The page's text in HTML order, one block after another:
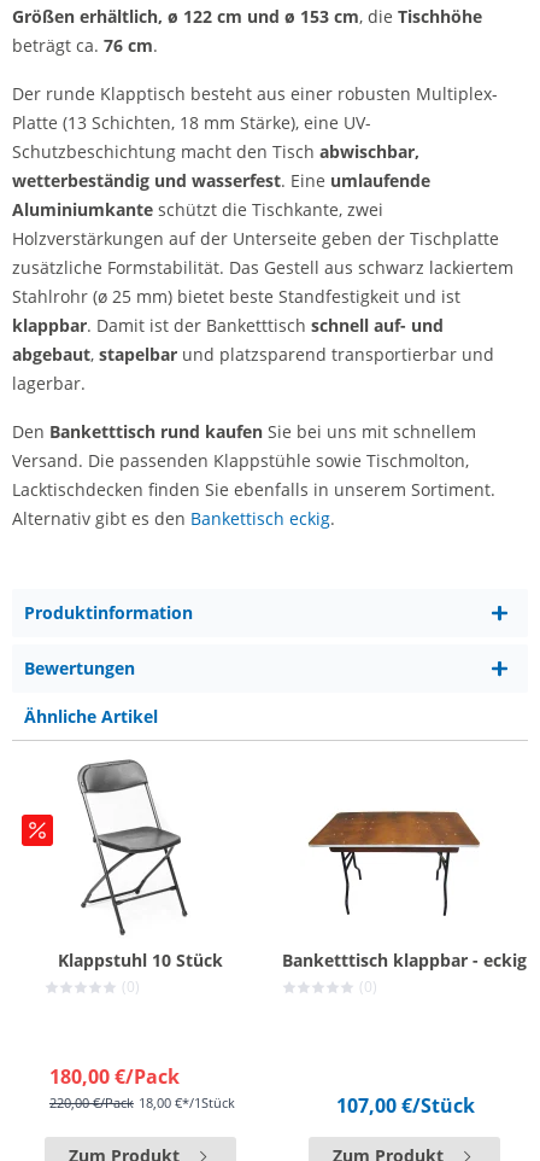
Größen erhältlich, ø 122 cm und ø 153 cm, die Tischhöhe
beträgt ca. 76 cm.
Der runde Klapptisch besteht aus einer robusten Multiplex-
Platte (13 Schichten, 18 mm Stärke), eine UV-
Schutzbeschichtung macht den Tisch abwischbar,
wetterbeständig und wasserfest. Eine umlaufende
Aluminiumkante schützt die Tischkante, zwei
Holzverstärkungen auf der Unterseite geben der Tischplatte
zusätzliche Formstabilität. Das Gestell aus schwarz lackiertem
Stahlrohr (ø 25 mm) bietet beste Standfestigkeit und ist
klappbar. Damit ist der Banketttisch schnell auf- und
abgebaut, stapelbar und platzsparend transportierbar und
lagerbar.
Den Banketttisch rund kaufen Sie bei uns mit schnellem
Versand. Die passenden Klappstühle sowie Tischmolton,
Lacktischdecken finden Sie ebenfalls in unserem Sortiment.
Alternativ gibt es den Bankettisch eckig.
Produktinformation
Bewertungen
Ähnliche Artikel
Klappstuhl 10 Stück
(0)
180,00 €/Pack
220,00 €/Pack 18,00 €*/1Stück
Zum Produkt
Banketttisch klappbar - eckig
(0)
107,00 €/Stück
Zum Produkt